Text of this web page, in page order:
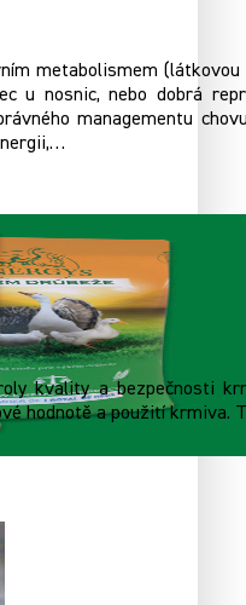
metabolismem
u nosnic, nebo dobrá
managementu
kvality a bezpečnosti
hodnotě a použití krmiva.